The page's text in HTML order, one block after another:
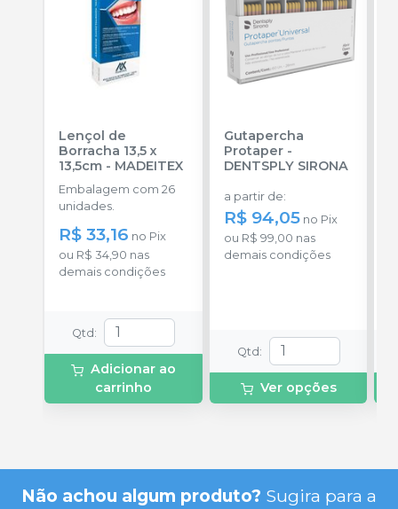
Lençol de
Borracha 13,5 x
13,5cm - MADEITEX
Embalagem com 26
unidades.
R$ 33,16 no Pix
ou R$ 34,90 nas
demais condições
Qtd :
Adicionar ao
carrinho
Gutapercha
Protaper-
DENTSPLY SIRONA
a partir de:
R$ 94,05 no Pix
ou R$ 99,00 nas
demais condições
Qtd :
Ver opções
Não achou algum produto? Sugira para a